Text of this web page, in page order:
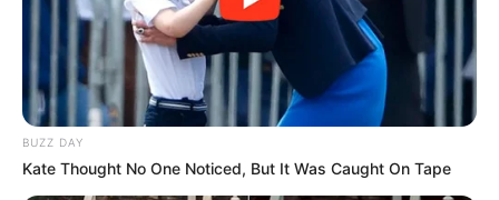
FACEBOOK
DESTAQUES DA SEMANA
Agente de Saúde é indiciada por falsificar
visitas que nunca aconteceram.
BUZZ DAY
Kate Thought No One Noticed, But It Was Caught On Tape